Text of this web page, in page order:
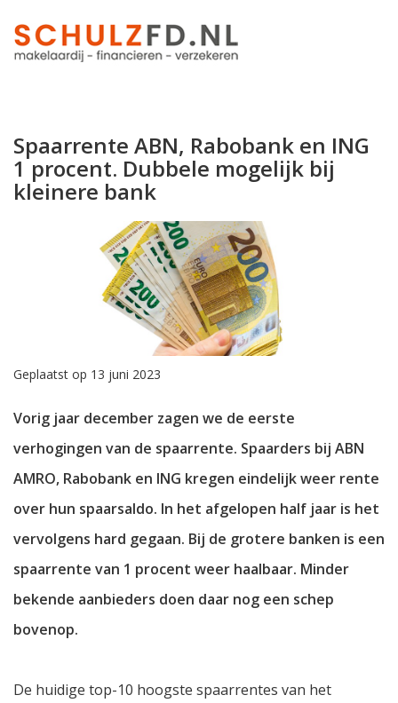
Spaarrente ABN, Rabobank en ING
1 procent. Dubbele mogelijk bij
kleinere bank
Geplaatst op 13 juni 2023
Vorig jaar december zagen we de eerste
verhogingen van de spaarrente. Spaarders bij ABN
AMRO, Rabobank en ING kregen eindelijk weer rente
over hun spaarsaldo. In het afgelopen half jaar is het
vervolgens hard gegaan. Bij de grotere banken is een
spaarrente van 1 procent weer haalbaar. Minder
bekende aanbieders doen daar nog een schep
bovenop.
De huidige top-10 hoogste spaarrentes van het